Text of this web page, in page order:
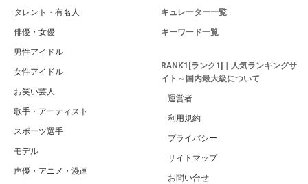
タレント・有名人
俳優・女優
男性アイドル
女性アイドル
お笑い芸人
歌手・アーティスト
スポーツ選手
モデル
声優・アニメ・漫画
キュレーター一覧
キーワード一覧
RANK1[ランク1]｜人気ランキングサ
イト～国内最大級について
運営者
利用規約
プライバシー
サイトマップ
お問い合せ